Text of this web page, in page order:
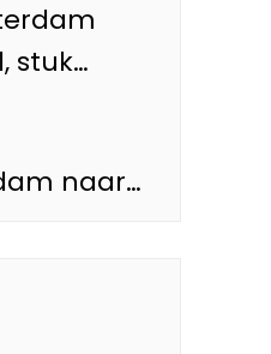
stuk
dat je
naar